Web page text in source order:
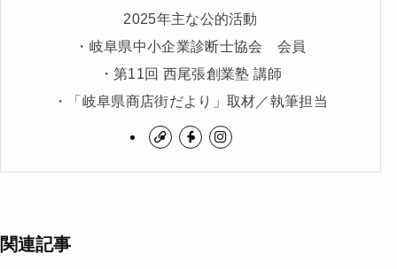
2025年主な公的活動
・岐阜県中小企業診断士協会 会員
・第11回 西尾張創業塾 講師
・「岐阜県商店街だより」取材／執筆担当
関連記事